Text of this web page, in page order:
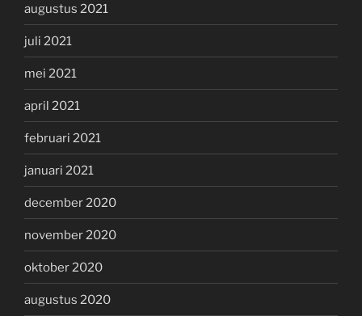
augustus 2021
juli 2021
mei 2021
april 2021
februari 2021
januari 2021
december 2020
november 2020
oktober 2020
augustus 2020